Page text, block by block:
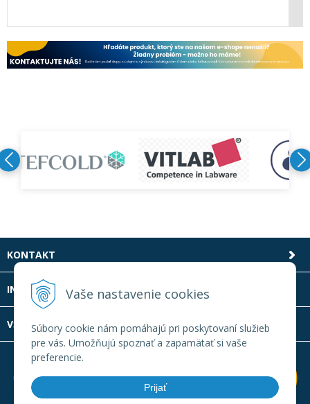
Vaše nastavenie cookies
Súbory cookie nám pomáhajú pri poskytovaní služieb
pre vás. Umožňujú spoznať a zapamätať si vaše
preferencie.
Prijať
KONTAKT
INFOLINKA
VŠETKO O NÁKUPE